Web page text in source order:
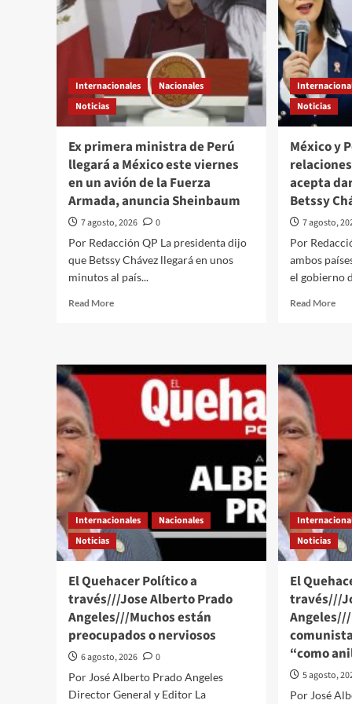
Internacionales
Nacionales
Noticias
Ex primera ministra de Perú
llegará a México este viernes
en un avión de la Fuerza
Armada, anuncia Sheinbaum
7 agosto, 2026
0
Por Redacción QP La presidenta dijo
que Betssy Chávez llegará en unos
minutos al país...
Read MoreRead
ministra
a
un
avión
de
la
Armada,
anuncia
Sheinbaum
Noticias
México y
acepta
Betssy
7 agosto,
Por
ambos
el gobierno
Read MoreRead
Internacionales
Nacionales
Noticias
El Quehacer Político a
través///Jose Alberto Prado
Angeles///Muchos están
preocupados o nerviosos
6 agosto, 2026
0
Por José Alberto Prado Angeles
Director General y Editor La
Noticias
El
través///
“como
5 agosto,
Por José